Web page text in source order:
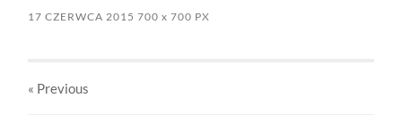
17 CZERWCA 2015 700x 700 PX
« Previous